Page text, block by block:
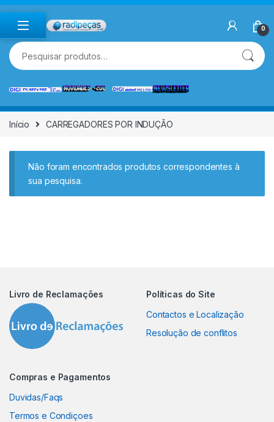
Skip to navigation
Skip to content
0
Pesquisar por:
Início CARREGADORES POR INDUÇÃO
Não foram encontrados produtos correspondentes à
sua pesquisa.
Livro de Reclamações
Políticas do Site
Contactos e Localização
Resolução de conflitos
Compras e Pagamentos
Duvidas/Faqs
Termos e Condiçoes